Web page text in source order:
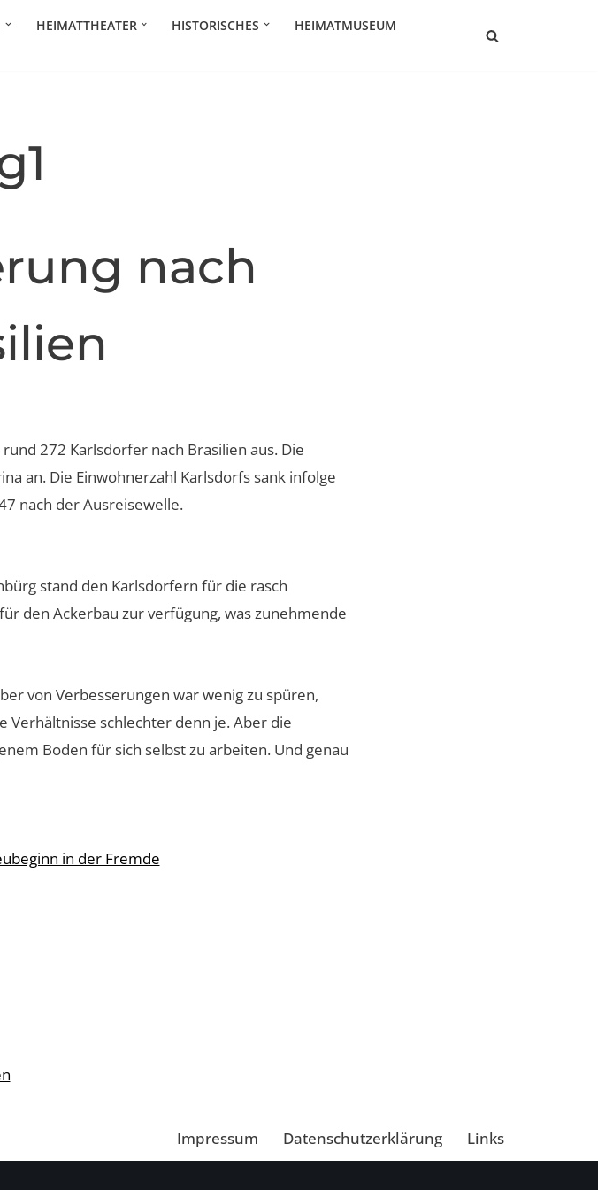
HEIMATTHEATER HISTORISCHES
HEIMATMUSEUM
nach
272 Karlsdorfer nach Brasilien aus. Die
an. Die Einwohnerzahl Karlsdorfs sank infolge
nach der Ausreisewelle.
stand den Karlsdorfern für die rasch
den Ackerbau zur verfügung, was zunehmende
von Verbesserungen war wenig zu spüren,
Verhältnisse schlechter denn je. Aber die
Boden für sich selbst zu arbeiten. Und genau
in der Fremde
Impressum Datenschutzerklärung Links